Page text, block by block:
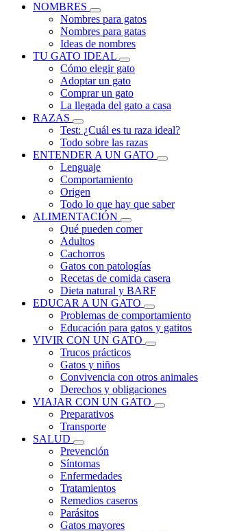
NOMBRES
Nombres para gatos
Nombres para gatas
Ideas de nombres
TU GATO IDEAL
Cómo elegir gato
Adoptar un gato
Comprar un gato
La llegada del gato a casa
RAZAS
Test: ¿Cuál es tu raza ideal?
Todo sobre las razas
ENTENDER A UN GATO
Lenguaje
Comportamiento
Origen
Todo lo que hay que saber
ALIMENTACIÓN
Qué pueden comer
Adultos
Cachorros
Gatos con patologías
Recetas de comida casera
Dieta natural y BARF
EDUCAR A UN GATO
Problemas de comportamiento
Educación para gatos y gatitos
VIVIR CON UN GATO
Trucos prácticos
Gatos y niños
Convivencia con otros animales
Derechos y obligaciones
VIAJAR CON UN GATO
Preparativos
Transporte
SALUD
Prevención
Síntomas
Enfermedades
Tratamientos
Remedios caseros
Parásitos
Gatos mayores